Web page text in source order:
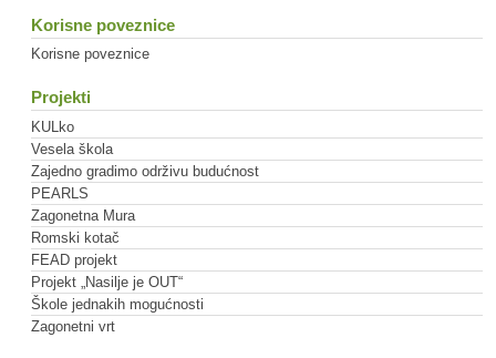
Korisne poveznice
Korisne poveznice
Projekti
KULko
Vesela škola
Zajedno gradimo održivu budućnost
PEARLS
Zagonetna Mura
Romski kotač
FEAD projekt
Projekt „Nasilje je OUT“
Škole jednakih mogućnosti
Zagonetni vrt